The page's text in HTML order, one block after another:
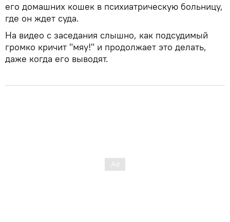
его домашних кошек в психиатрическую больницу,
где он ждет суда.
На видео с заседания слышно, как подсудимый
громко кричит "мяу!" и продолжает это делать,
даже когда его выводят.